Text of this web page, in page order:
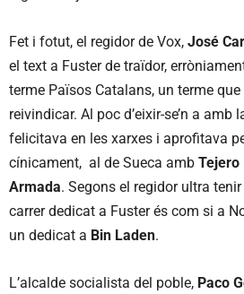
Fet i fotut, el regidor de Vox, José
el text a Fuster de traïdor,
terme Països Catalans, un terme
reivindicar. Al poc d’eixir-se’n a amb
felicitava en les xarxes i aprofitava
cínicament, al de Sueca amb Tejero
Armada. Segons el regidor ultra
carrer dedicat a Fuster és com si a
un dedicat a Bin Laden.
L’alcalde socialista del poble, Paco